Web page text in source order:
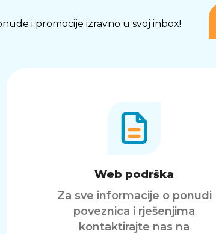
i promocije izravno u svoj inbox!
Web podrška
Za sve informacije o ponudi
poveznica i rješenjima
kontaktirajte nas na